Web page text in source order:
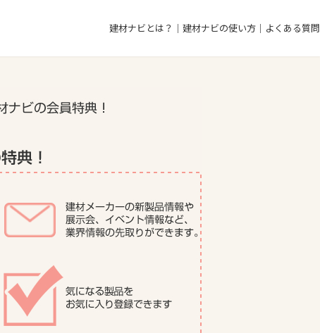
建材ナビとは？ 建材ナビの使い方 よくある質問